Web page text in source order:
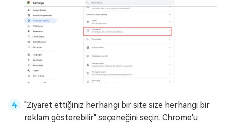
"Ziyaret ettiğiniz herhangi bir site size herhangi bir
reklam gösterebilir" seçeneğini seçin. Chrome'u